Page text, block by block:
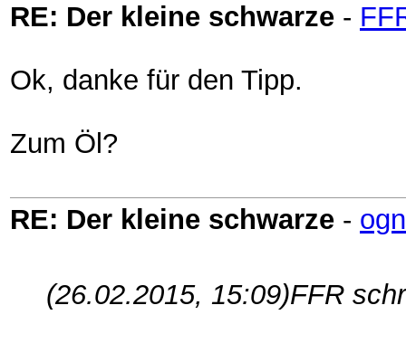
RE: Der kleine schwarze -
Ok, danke für den Tipp.
Zum Öl?
RE: Der kleine schwarze -
(26.02.2015, 15:09)FFR